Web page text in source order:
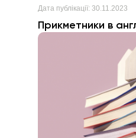
Дата публікації: 30.11.2023
Прикметники в